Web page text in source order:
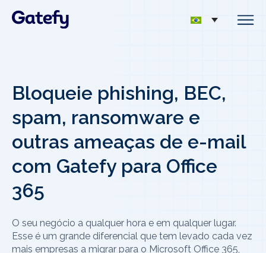
Bloqueie phishing, BEC,
spam, ransomware e
outras ameaças de e-mail
com Gatefy para Office
365
O seu negócio a qualquer hora e em qualquer lugar.
Esse é um grande diferencial que tem levado cada vez
mais empresas a migrar para o Microsoft Office 365,